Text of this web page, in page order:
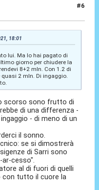
#6
18:01
lui. Ma lo hai pagato di
giorno per chiudere la
8+2 mln. Con 1.2 di
2 mln. Di ingaggio.
scorso sono frutto di
di una differenza -
- di meno di un
il sonno.
se si dimostrerà
di Sarri sono
cesso".
al di fuori di quelli
con tutto il cuore la